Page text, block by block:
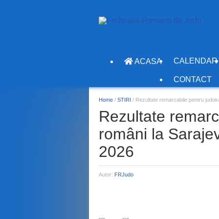
ACASA CALENDAR
CONTACT
Home / STIRI / Rezultate remarcabile pentru
Rezultate
români la
2026
Autor: FRJudo